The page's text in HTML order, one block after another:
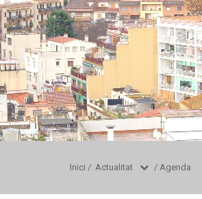
Inici / Actualitat / Agenda